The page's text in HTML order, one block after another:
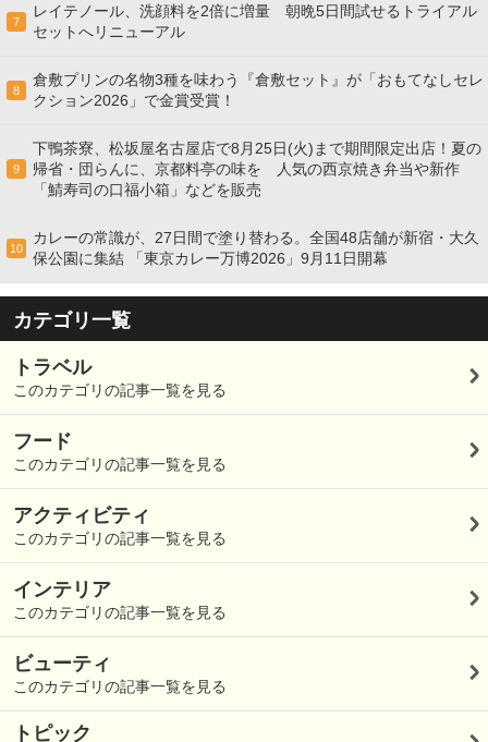
7
レイテノール、洗顔料を2倍に増量 朝晩5日間試せるトライアル
セットへリニューアル
8
倉敷プリンの名物3種を味わう『倉敷セット』が「おもてなしセレ
クション2026」で金賞受賞！
9
下鴨茶寮、松坂屋名古屋店で8月25日(火)まで期間限定出店！夏の
帰省・団らんに、京都料亭の味を 人気の西京焼き弁当や新作
「鯖寿司の口福小箱」などを販売
10
カレーの常識が、27日間で塗り替わる。全国48店舗が新宿・大久
保公園に集結 「東京カレー万博2026」9月11日開幕
カテゴリ一覧
トラベル
このカテゴリの記事一覧を見る
フード
このカテゴリの記事一覧を見る
アクティビティ
このカテゴリの記事一覧を見る
インテリア
このカテゴリの記事一覧を見る
ビューティ
このカテゴリの記事一覧を見る
トピック